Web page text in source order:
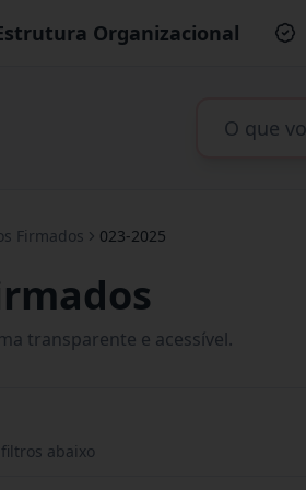
Organizacional
Firmados 023-2025
transparente e acessível.
abaixo